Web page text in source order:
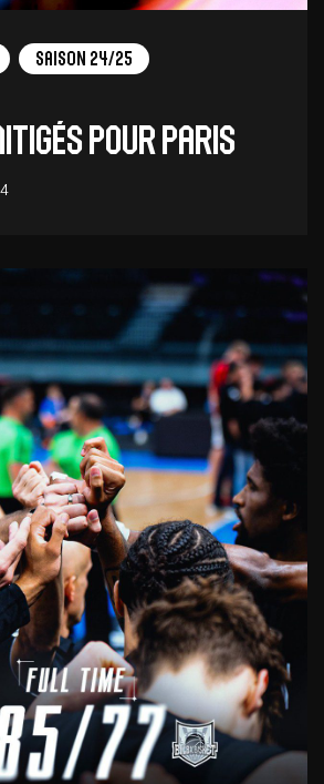
Saison 24/25
pour Paris